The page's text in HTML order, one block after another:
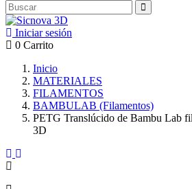
Iniciar sesión
0 Carrito
Inicio
MATERIALES
FILAMENTOS
BAMBULAB (Filamentos)
PETG Translúcido de Bambu Lab
3D